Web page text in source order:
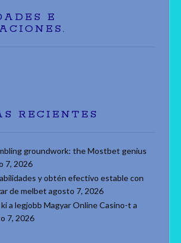
E
RECIENTES
groundwork: the Mostbet genius
7, 2026
y obtén efectivo estable con
de melbet agosto 7, 2026
a legjobb Magyar Online Casino-t a
7, 2026